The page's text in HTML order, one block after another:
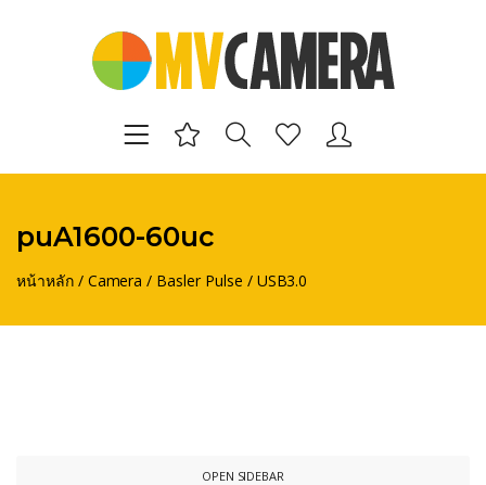
puA1600-60uc
หน้าหลัก/ Camera / Basler Pulse / USB3.0
OPEN SIDEBAR